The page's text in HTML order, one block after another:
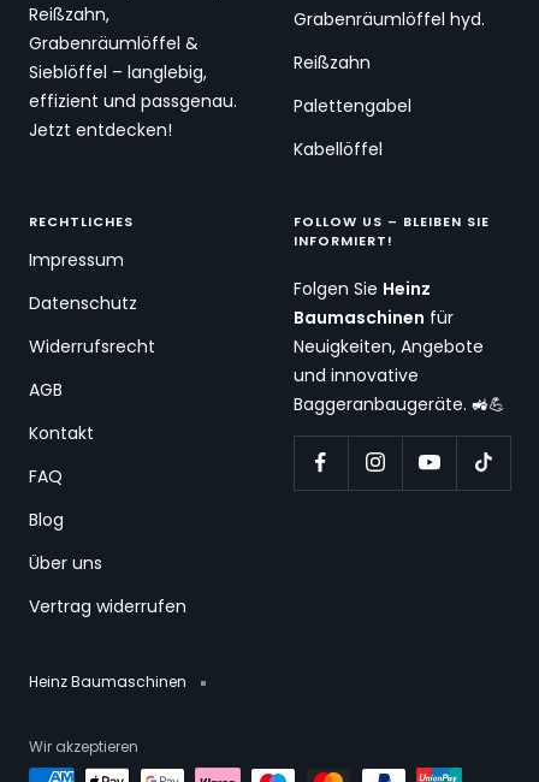
Reißzahn,
Grabenräumlöffel &
Sieblöffel – langlebig,
effizient und passgenau.
Jetzt entdecken!
Grabenräumlöffel hyd.
Reißzahn
Palettengabel
Kabellöffel
RECHTLICHES
Impressum
Datenschutz
Widerrufsrecht
AGB
Kontakt
FAQ
Blog
Über uns
Vertrag widerrufen
FOLLOW US – BLEIBEN SIE
INFORMIERT!
Folgen Sie Heinz
Baumaschinen für
Neuigkeiten, Angebote
und innovative
Baggeranbaugeräte. 🚜💪
Heinz Baumaschinen
Wir akzeptieren